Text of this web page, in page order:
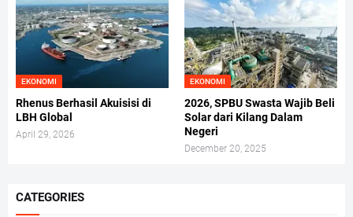
EKONOMI
Rhenus Berhasil Akuisisi di
LBH Global
April 29, 2026
EKONOMI
2026, SPBU Swasta Wajib Beli
Solar dari Kilang Dalam
Negeri
December 20, 2025
CATEGORIES